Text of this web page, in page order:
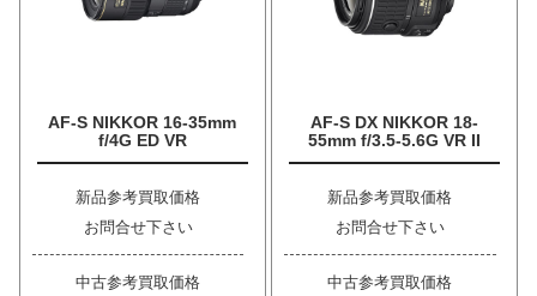
AF-S NIKKOR 16-35mm
f/4G ED VR
新品参考買取価格
お問合せ下さい
中古参考買取価格
AF-S DX NIKKOR 18-
55mm f/3.5-5.6G VR II
新品参考買取価格
お問合せ下さい
中古参考買取価格